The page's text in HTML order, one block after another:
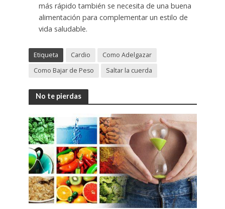
más rápido también se necesita de una buena
alimentación para complementar un estilo de
vida saludable.
Etiqueta Cardio
Como Adelgazar
Como Bajar de Peso
Saltar la cuerda
No te pierdas